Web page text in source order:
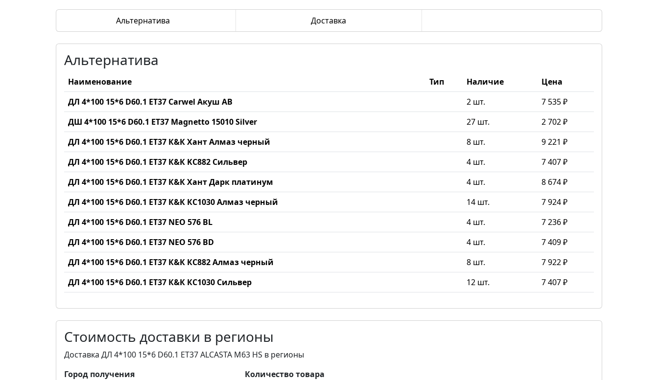
Альтернатива Доставка
Альтернатива
Наименование Тип Наличие
Цена
ДЛ 4*100 15*6 D60.1 ET37 Carwel Акуш AB
2 шт.
7 535 ₽
ДШ 4*100 15*6 D60.1 ET37 Magnetto 15010 Silver
27 шт.
2 702 ₽
ДЛ 4*100 15*6 D60.1 ET37 К&К Хант Алмаз черный
8 шт.
9 221 ₽
ДЛ 4*100 15*6 D60.1 ET37 К&К KC882 Сильвер
4 шт.
7 407 ₽
ДЛ 4*100 15*6 D60.1 ET37 К&К Хант Дарк платинум
4 шт.
8 674 ₽
ДЛ 4*100 15*6 D60.1 ET37 К&К КС1030 Алмаз черный
14 шт.
7 924 ₽
ДЛ 4*100 15*6 D60.1 ET37 NEO 576 BL
4 шт.
7 236 ₽
ДЛ 4*100 15*6 D60.1 ET37 NEO 576 BD
4 шт.
7 409 ₽
ДЛ 4*100 15*6 D60.1 ET37 К&К КС882 Алмаз черный
8 шт.
7 922 ₽
ДЛ 4*100 15*6 D60.1 ET37 К&К КС1030 Сильвер
12 шт. 7 407 ₽
Стоимость доставки в регионы
Доставка ДЛ 4*100 15*6 D60.1 ET37 ALCASTA M63 HS в регионы
Город получения
Количество товара